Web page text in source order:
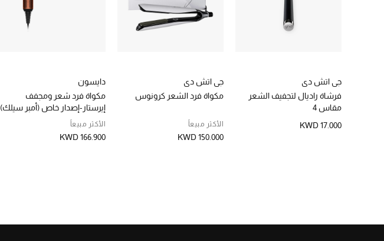
جي اتش دي
فرشاة راديال لتجفيف الشعر
مقاس 4
KWD 17.000
جي اتش دي
مكواة فرد الشعر كرونوس
الأكثر مبيعاً
KWD 150.000
دايسون
مكواة فرد شعر ومجفف
إيرستار-إصدار خاص (أمبر سيلك)
الأكثر مبيعاً
KWD 166.900